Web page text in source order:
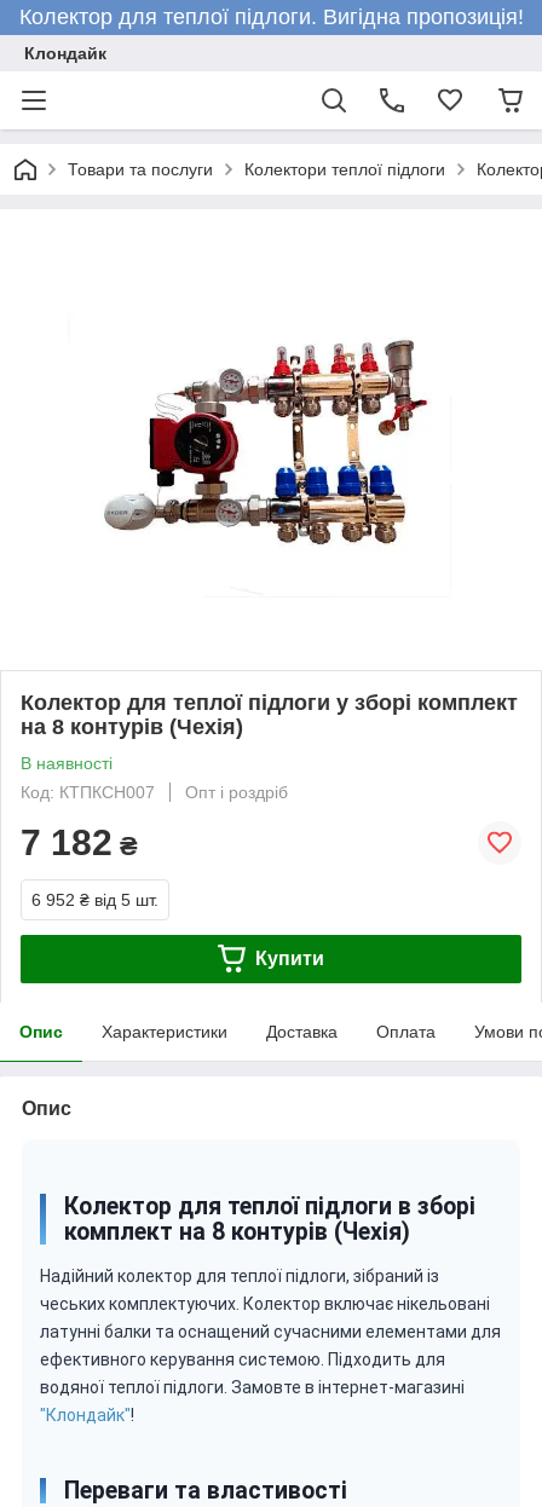
Колектор для теплої підлоги. Вигідна пропозиція!
Клондайк
Товари та послуги Колектори теплої підлоги
Колектор для теплої підлоги у зборі комплект
на 8 контурів (Чехія)
В наявності
Код: КТПКСН007
Опт і роздріб
7 182 ₴
6 952 ₴ від 5 шт.
Купити
Опис Характеристики Доставка Оплата Умови
Опис
Колектор для теплої підлоги в зборі
комплект на 8 контурів (Чехія)
Надійний колектор для теплої підлоги, зібраний із
чеських комплектуючих. Колектор включає нікельовані
латунні балки та оснащений сучасними елементами для
ефективного керування системою. Підходить для
водяної теплої підлоги. Замовте в інтернет-магазині
"Клондайк"!
Переваги та властивості